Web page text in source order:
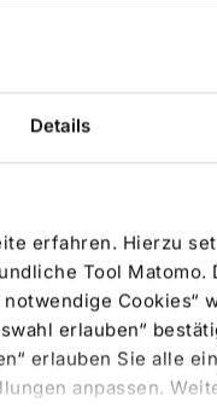
Details
erfahren. Hierzu
Tool
Cookies“
erlauben“
erlauben Sie alle
anpassen.
Neustadt |
Bad Neustadt haben
zur Pflegefachfrau
Im
sie in der